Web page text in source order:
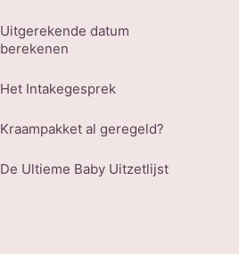
Uitgerekende datum
berekenen
Het Intakegesprek
Kraampakket al geregeld?
De Ultieme Baby Uitzetlijst